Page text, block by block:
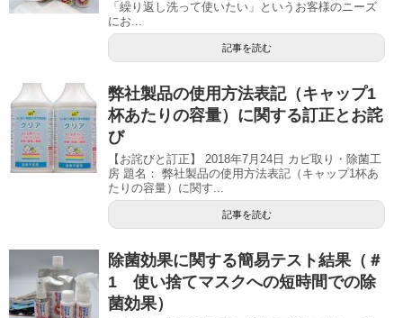
「繰り返し洗って使いたい」というお客様のニーズ
にお...
記事を読む
弊社製品の使用方法表記（キャップ1
杯あたりの容量）に関する訂正とお詫
び
【お詫びと訂正】 2018年7月24日 カビ取り・除菌工
房 題名： 弊社製品の使用方法表記（キャップ1杯あ
たりの容量）に関す...
記事を読む
除菌効果に関する簡易テスト結果（＃
1 使い捨てマスクへの短時間での除
菌効果）